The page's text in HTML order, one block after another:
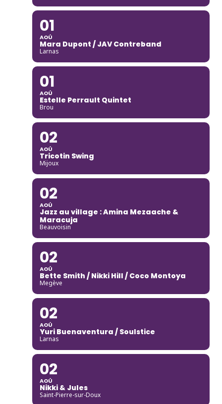
01
AOÛ
Mara Dupont / JAV Contreband
Larnas
01
AOÛ
Estelle Perrault Quintet
Brou
02
AOÛ
Tricotin Swing
Mijoux
02
AOÛ
Jazz au village : Amina Mezaache &
Maracuja
Beauvoisin
02
AOÛ
Bette Smith / Nikki Hill / Coco Montoya
Megève
02
AOÛ
Yuri Buenaventura / Soulstice
Larnas
02
AOÛ
Nikki & Jules
Saint-Pierre-sur-Doux